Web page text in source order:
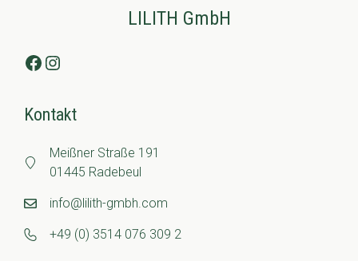
LILITH GmbH
Facebook
Instagram
Kontakt
Meißner Straße 191
01445 Radebeul
info@lilith-gmbh.com
+49 (0) 3514 076 309 2